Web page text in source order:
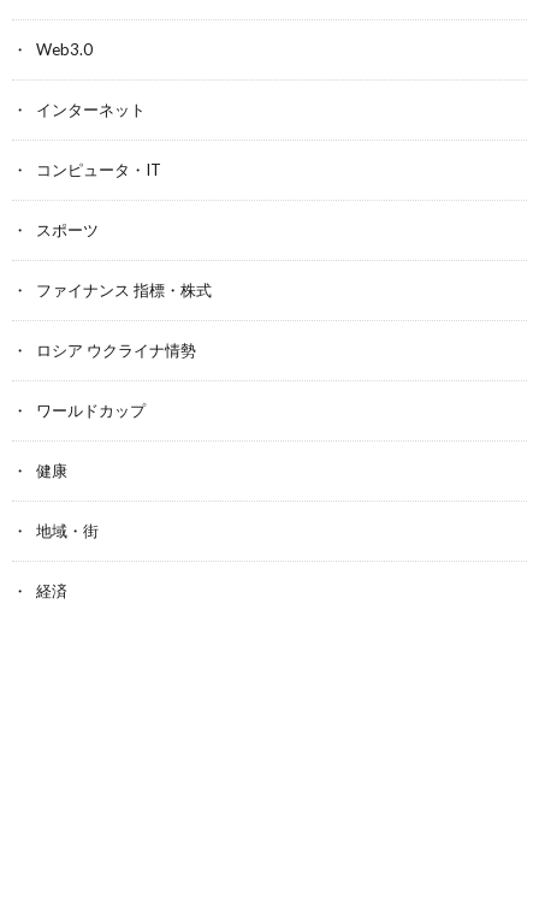
Web3.0
インターネット
コンピュータ・IT
スポーツ
ファイナンス 指標・株式
ロシア ウクライナ情勢
ワールドカップ
健康
地域・街
経済